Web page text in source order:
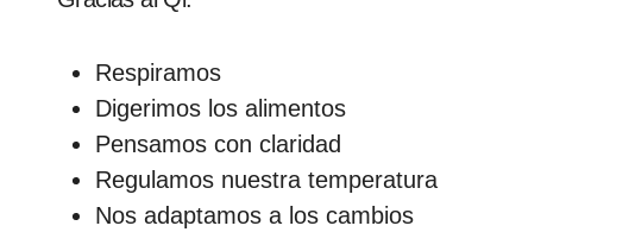
Respiramos
Digerimos los alimentos
Pensamos con claridad
Regulamos nuestra temperatura
Nos adaptamos a los cambios